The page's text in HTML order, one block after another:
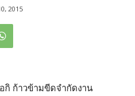
2015
กิ ก้าวข้ามขีดจำกัดงาน